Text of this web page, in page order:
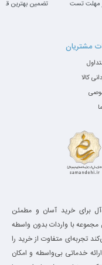
235.3*357 میلیمتر برخوردار بوده و وزن 1.78 کیلوگرم آن موجب شده
سنگینی حمل نمایند.
و تصاویرتان را با
کمپانی دل به
که در حوزه
بهره مندی از کیبورد
آن استفاده نمایند.
مهلت تست تضمین بهترین
مشتریان
کالا
ایده‌آل برای خرید آسان و مطمئن
با واردات بدون واسطه
تجربه‌ای متفاوت از خرید را
خدماتی بی‌واسطه و امکان